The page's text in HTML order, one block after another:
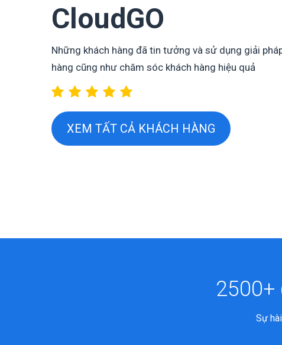
CloudGO
Những khách hàng đã tin tưởng và sử dụng giải
hàng cũng như chăm sóc khách hàng hiệu quả
XEM TẤT CẢ KHÁCH HÀNG
2500+
Sự